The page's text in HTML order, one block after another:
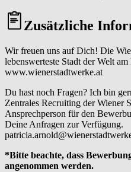
Zusätzliche
Wir freuen uns auf Dich! Die
lebenswerteste Stadt der Welt
www.wienerstadtwerke.at
Du hast noch Fragen? Ich bin
Zentrales Recruiting der Wiener
Ansprechperson für den
Deine Anfragen zur Verfügung.
*Bitte beachte, dass
angenommen werden.